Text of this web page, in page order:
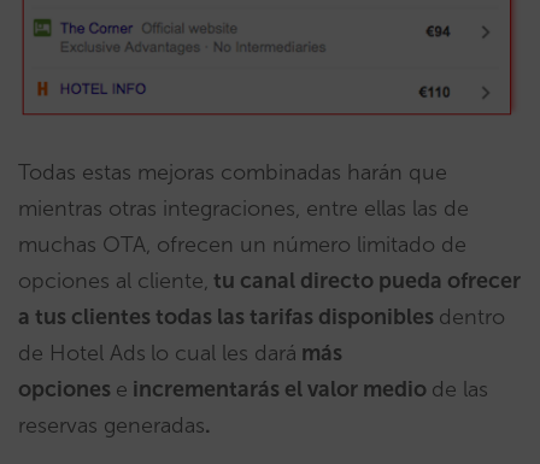
Todas estas mejoras combinadas harán que
mientras otras integraciones, entre ellas las de
muchas OTA, ofrecen un número limitado de
opciones al cliente, tu canal directo pueda ofrecer
a tus clientes todas las tarifas disponibles dentro
de Hotel Ads lo cual les dará más
opciones e incrementarás el valor medio de las
reservas generadas.